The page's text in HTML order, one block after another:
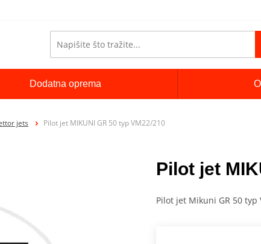
Dodatna oprema
jets Pilot jet MIKUNI GR 50 typ VM22/210
Pilot jet
Pilot jet Mikuni GR 50 typ